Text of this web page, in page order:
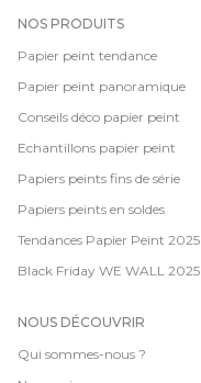
NOS PRODUITS
Papier peint tendance
Papier peint panoramique
Conseils déco papier peint
Echantillons papier peint
Papiers peints fins de série
Papiers peints en soldes
Tendances Papier Peint 2025
Black Friday WE WALL 2025
NOUS DÉCOUVRIR
Qui sommes-nous ?